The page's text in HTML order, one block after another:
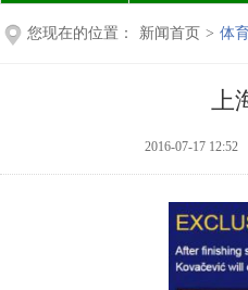
您现在的位置： 新闻首页 > 体
上
2016-07-17 12:52